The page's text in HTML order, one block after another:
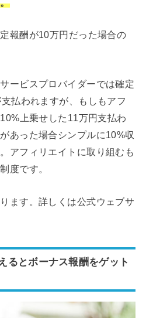
報酬が10万円だった場合の
ービスプロバイダーでは確定
払われますが、もしもアフ
上乗せした11万円支払わ
あった場合シンプルに10%収
アフィリエイトに取り組むも
度です。
ます。詳しくは公式ウェブサ
るとボーナス報酬をゲット